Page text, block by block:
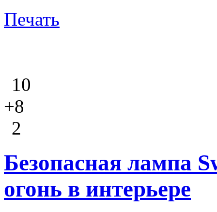
Печать
10
+8
2
Безопасная лампа
огонь в интерьере